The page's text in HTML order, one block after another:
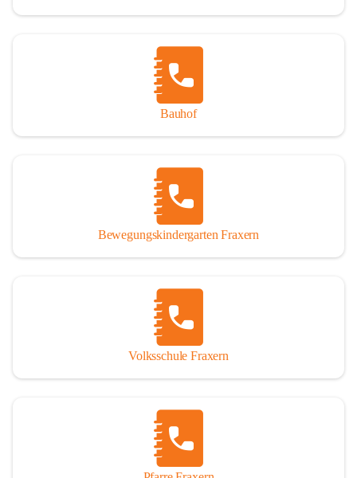
Bauhof
Bewegungskindergarten Fraxern
Volksschule Fraxern